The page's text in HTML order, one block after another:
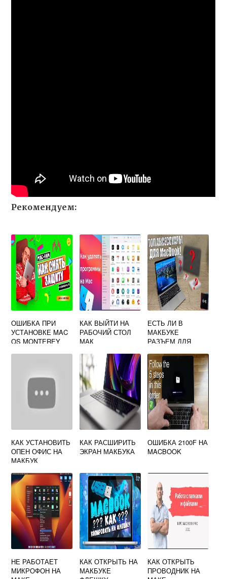
Рекомендуем:
ОШИБКА ПРИ
УСТАНОВКЕ MAC
OS MONTEREY
КАК ВЫЙТИ НА
РАБОЧИЙ СТОЛ
МАК
ЕСТЬ ЛИ В
МАКБУКЕ
РАЗЪЕМ ДЛЯ
КАК УСТАНОВИТЬ
ОПЕН ОФИС НА
МАКБУК
КАК РАСШИРИТЬ
ЭКРАН МАКБУКА
ОШИБКА 2100F НА
MACBOOK
НЕ РАБОТАЕТ
МИКРОФОН НА
КАК ОТКРЫТЬ НА
МАКБУКЕ
КАК ОТКРЫТЬ
ПРОВОДНИК НА